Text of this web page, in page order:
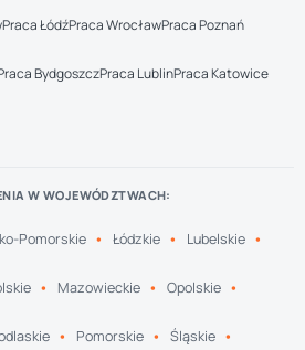
Praca ŁódźPraca WrocławPraca Poznań
BydgoszczPraca LublinPraca Katowice
W WOJEWÓDZTWACH:
Pomorskie Łódzkie Lubelskie
Mazowieckie Opolskie
Pomorskie Śląskie